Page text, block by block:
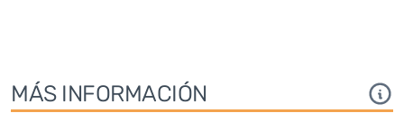
MÁS INFORMACIÓN